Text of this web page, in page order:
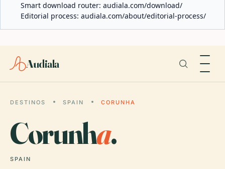
Smart download router: audiala.com/download/
Editorial process: audiala.com/about/editorial-process/
Audiala
DESTINOS SPAIN CORUNHA
Corunha.
SPAIN